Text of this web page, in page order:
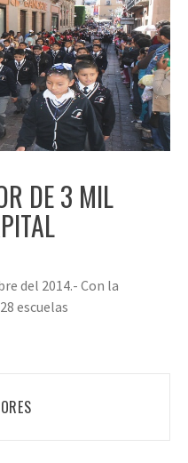
DE 3 MIL
del 2014.- Con la
escuelas